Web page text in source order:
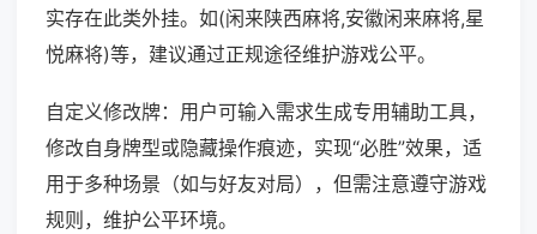
实存在此类外挂。如(闲来陕西麻将,安徽闲来麻将,星
悦麻将)等，建议通过正规途径维护游戏公平。
自定义修改牌：用户可输入需求生成专用辅助工具，
修改自身牌型或隐藏操作痕迹，实现“必胜”效果，适
用于多种场景（如与好友对局），但需注意遵守游戏
规则，维护公平环境。